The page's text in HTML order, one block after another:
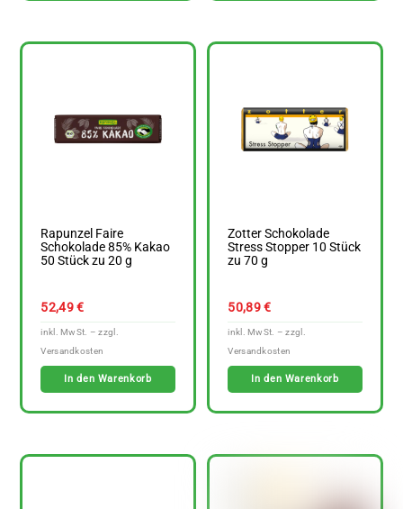
Rapunzel Faire
Schokolade 85% Kakao
50 Stück zu 20 g
52,49€
In den Warenkorb
Zotter Schokolade
Stress Stopper 10 Stück
zu 70 g
50,89€
In den Warenkorb